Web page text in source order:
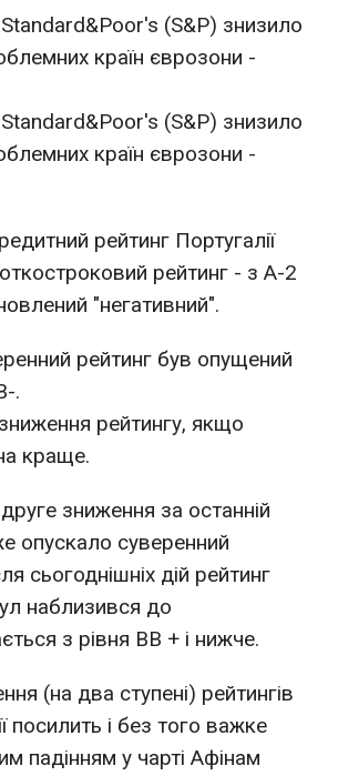
(S&P) знизило
країн єврозони -
(S&P) знизило
країн єврозони -
рейтинг Португалії
рейтинг - з A-2
"негативний".
рейтинг був опущений
.
рейтингу, якщо
краще.
зниження за останній
опускало суверенний
сьогоднішніх дій рейтинг
наблизився до
з рівня BB + і нижче.
(на два ступені) рейтингів
посилить і без того важке
падінням у чарті Афінам